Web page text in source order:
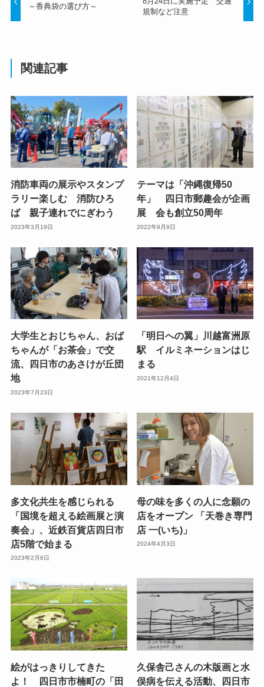
～香典袋の選び方～
規制など注意
関連記事
消防車両の展示やスタンプ
ラリー楽しむ 消防ひろ
ば 親子連れでにぎわう
2023年3月19日
テーマは「沖縄復帰50
年」 四日市郵趣会が企画
展 会も創立50周年
2022年9月9日
大学生とおじちゃん、おば
ちゃんが「お茶会」で交
流、四日市のあさけが丘団
地
2023年7月23日
「明日への翼」川越富洲原
駅 イルミネーションはじ
まる
2021年12月4日
多文化共生を感じられる
「国境を超える絵画展と演
奏会」、近鉄百貨店四日市
店5階で始まる
2023年2月6日
母の味を多くの人に念願の
店をオープン 「天巻き専門
店 一(いち)」
2024年4月3日
絵がはっきりしてきた
よ！ 四日市市楠町の「田
久保舎己さんの木版画と水
俣病を伝える活動、四日市